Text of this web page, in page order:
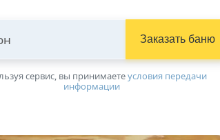
Заказать баню
сервис, вы принимаетeусловия передачи
информации